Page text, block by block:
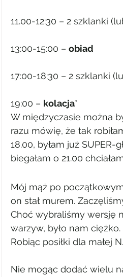
11.00-12:30 – 2 szklanki
13:00-15:00 – obiad
17:00-18:30 – 2 szklanki
19:00 – kolacja*
W międzyczasie można
razu mówię, że tak
18.00, byłam już
biegałam o 21.00
Mój mąż po
on stał murem.
Choć wybraliśmy wersję
warzyw, było nam ciężko.
Robiąc posiłki dla małej
Nie mogąc dodać wielu